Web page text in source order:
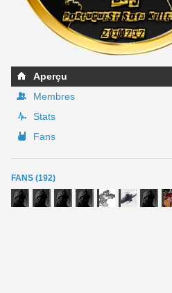
Aperçu
Membres
Stats
Fans
FANS (192)